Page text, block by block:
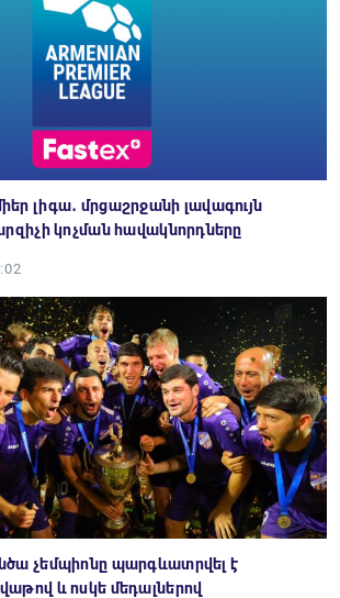
լիգա․ մրցաշրջանի լավագույն
կոչման հավակնորդները
չեմպիոնը պարգևատրվել է
և ոսկե մեդալներով